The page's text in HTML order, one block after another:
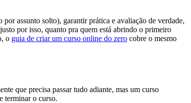
assunto solto), garantir prática e avaliação de verdade,
por isso, quanto pra quem está abrindo o primeiro
o guia de criar um curso online do zero cobre o mesmo
que precisa passar tudo adiante, mas um curso
terminar o curso.